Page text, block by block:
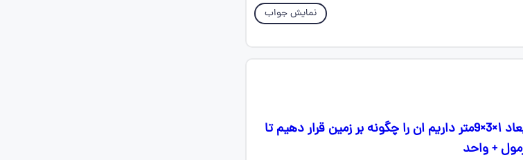
نمایش جواب
جعبه ای به وزن ۲۷۰ نیوتون و اندازه ابعاد ۱×3×9متر داریم ان را چگونه بر زمین قرار دهیم تا
+ واحد